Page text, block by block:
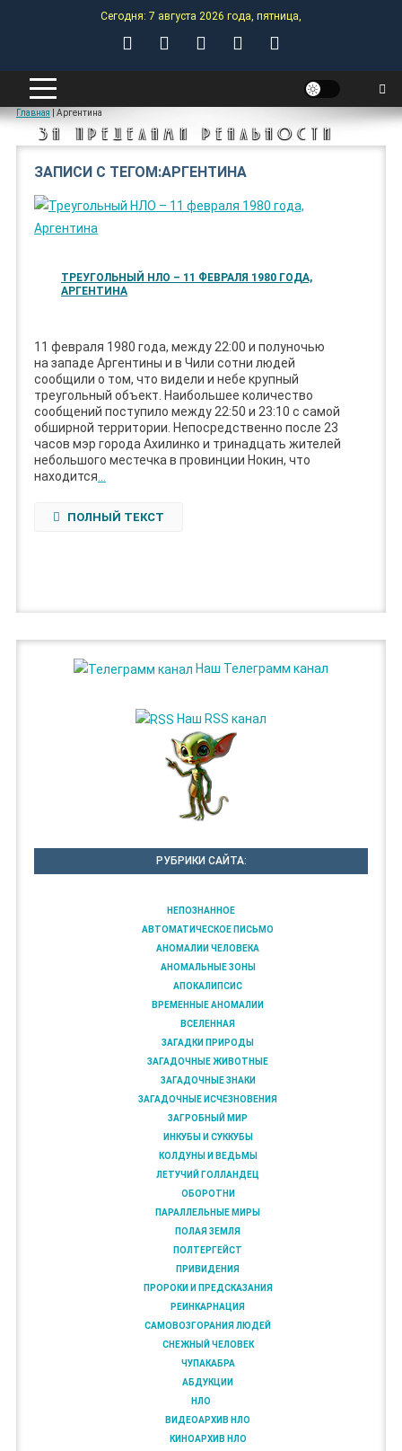
Сегодня: 7 августа 2026 года, пятница,
ANOMALY-HUB
ЗА ПРЕДЕЛАМИ РЕАЛЬНОСТИ
Главная Аргентина
ЗАПИСИ С ТЕГОМ:АРГЕНТИНА
ТРЕУГОЛЬНЫЙ НЛО – 11 ФЕВРАЛЯ 1980 ГОДА,
АРГЕНТИНА
11 февраля 1980 года, между 22:00 и полуночью
на западе Аргентины и в Чили сотни людей
сообщили о том, что видели и небе крупный
треугольный объект. Наибольшее количество
сообщений поступило между 22:50 и 23:10 с самой
обширной территории. Непосредственно после 23
часов мэр города Ахилинко и тринадцать жителей
небольшого местечка в провинции Нокин, что
находится
ПОЛНЫЙ ТЕКСТ
Наш Телеграмм канал
Наш RSS канал
РУБРИКИ САЙТА:
НЕПОЗНАННОЕ
АВТОМАТИЧЕСКОЕ ПИСЬМО
АНОМАЛИИ ЧЕЛОВЕКА
АНОМАЛЬНЫЕ ЗОНЫ
АПОКАЛИПСИС
ВРЕМЕННЫЕ АНОМАЛИИ
ВСЕЛЕННАЯ
ЗАГАДКИ ПРИРОДЫ
ЗАГАДОЧНЫЕ ЖИВОТНЫЕ
ЗАГАДОЧНЫЕ ЗНАКИ
ЗАГАДОЧНЫЕ ИСЧЕЗНОВЕНИЯ
ЗАГРОБНЫЙ МИР
ИНКУБЫ И СУККУБЫ
КОЛДУНЫ И ВЕДЬМЫ
ЛЕТУЧИЙ ГОЛЛАНДЕЦ
ОБОРОТНИ
ПАРАЛЛЕЛЬНЫЕ МИРЫ
ПОЛАЯ ЗЕМЛЯ
ПОЛТЕРГЕЙСТ
ПРИВИДЕНИЯ
ПРОРОКИ И ПРЕДСКАЗАНИЯ
РЕИНКАРНАЦИЯ
САМОВОЗГОРАНИЯ ЛЮДЕЙ
СНЕЖНЫЙ ЧЕЛОВЕК
ЧУПАКАБРА
АБДУКЦИИ
НЛО
ВИДЕОАРХИВ НЛО
КИНОАРХИВ НЛО